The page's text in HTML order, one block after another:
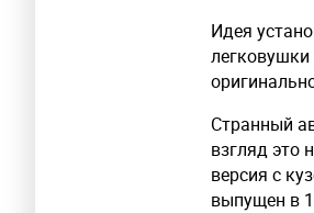
Идея
Странный
взгляд это
версия с
выпущен в